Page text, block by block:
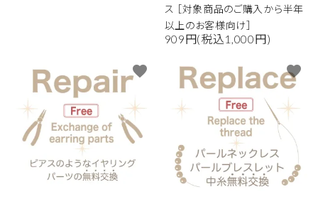
ス ［対象商品のご購入から半年
以上のお客様向け］
909円(税込1,000円)
favorite favorite